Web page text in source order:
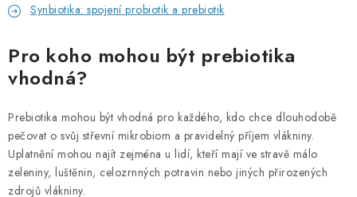
Synbiotika: spojení probiotik a prebiotik
Pro koho mohou být prebiotika
vhodná?
Prebiotika mohou být vhodná pro každého, kdo chce dlouhodobě
pečovat o svůj střevní mikrobiom a pravidelný příjem vlákniny.
Uplatnění mohou najít zejména u lidí, kteří mají ve stravě málo
zeleniny, luštěnin, celozrnných potravin nebo jiných přirozených
zdrojů vlákniny.